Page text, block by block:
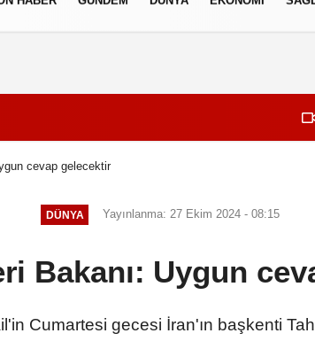
cevap gelecektir
DÜNYA Yayınlanma: 27 Ekim 2024 - 08:15
Bakanı: Uygun
Cumartesi gecesi İran'ın başkenti